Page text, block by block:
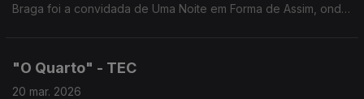
Braga foi a convidada de Uma Noite em Forma de Assim, onde
"O Quarto" - TEC
20 mar. 2026